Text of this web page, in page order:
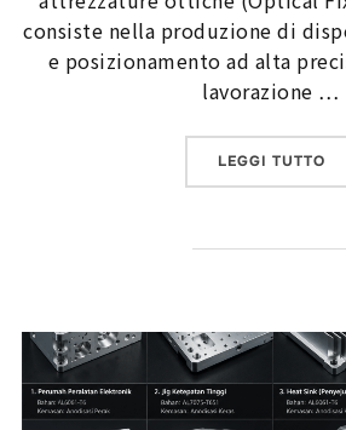
consiste nella produzione di
e posizionamento ad alta
lavorazione …
LEGGI TUTTO